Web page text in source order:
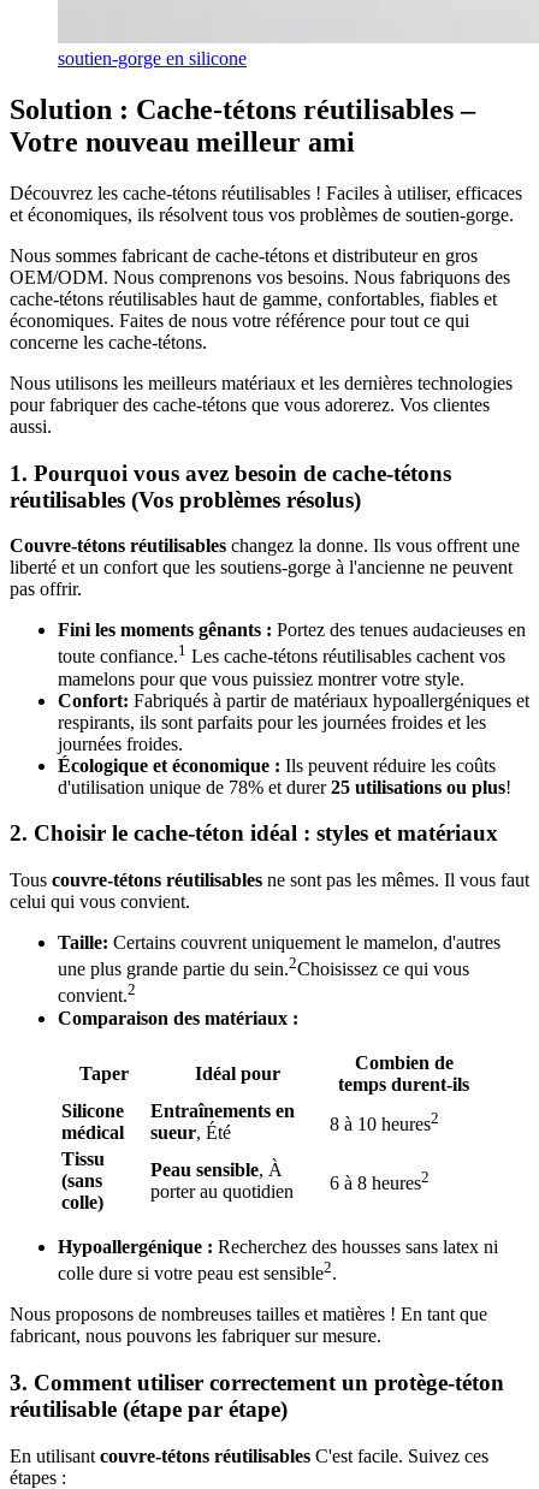
soutien-gorge en silicone
Solution : Cache-tétons réutilisables –
Votre nouveau meilleur ami
Découvrez les cache-tétons réutilisables ! Faciles à utiliser, efficaces
et économiques, ils résolvent tous vos problèmes de soutien-gorge.
Nous sommes fabricant de cache-tétons et distributeur en gros
OEM/ODM. Nous comprenons vos besoins. Nous fabriquons des
cache-tétons réutilisables haut de gamme, confortables, fiables et
économiques. Faites de nous votre référence pour tout ce qui
concerne les cache-tétons.
Nous utilisons les meilleurs matériaux et les dernières technologies
pour fabriquer des cache-tétons que vous adorerez. Vos clientes
aussi.
1. Pourquoi vous avez besoin de cache-tétons
réutilisables (Vos problèmes résolus)
Couvre-tétons réutilisables changez la donne. Ils vous offrent une
liberté et un confort que les soutiens-gorge à l'ancienne ne peuvent
pas offrir.
Fini les moments gênants : Portez des tenues audacieuses en
toute confiance.1 Les cache-tétons réutilisables cachent vos
mamelons pour que vous puissiez montrer votre style.
Confort: Fabriqués à partir de matériaux hypoallergéniques et
respirants, ils sont parfaits pour les journées froides et les
journées froides.
Écologique et économique : Ils peuvent réduire les coûts
d'utilisation unique de 78% et durer25 utilisations ou plus!
2. Choisir le cache-téton idéal : styles et matériaux
Tous couvre-tétons réutilisables ne sont pas les mêmes. Il vous faut
celui qui vous convient.
Taille: Certains couvrent uniquement le mamelon, d'autres
une plus grande partie du sein.2Choisissez ce qui vous
convient.2
Comparaison des matériaux :
Taper Idéal pour
Combien de
temps durent-ils
Silicone
médical
Entraînements en
sueur, Été 8 à 10 heures2
Tissu
(sans
colle)
Peau sensible, À
porter au quotidien
6 à 8 heures2
Hypoallergénique : Recherchez des housses sans latex ni
colle dure si votre peau est sensible2.
Nous proposons de nombreuses tailles et matières ! En tant que
fabricant, nous pouvons les fabriquer sur mesure.
3. Comment utiliser correctement un protège-téton
réutilisable (étape par étape)
En utilisant couvre-tétons réutilisables C'est facile. Suivez ces
étapes :